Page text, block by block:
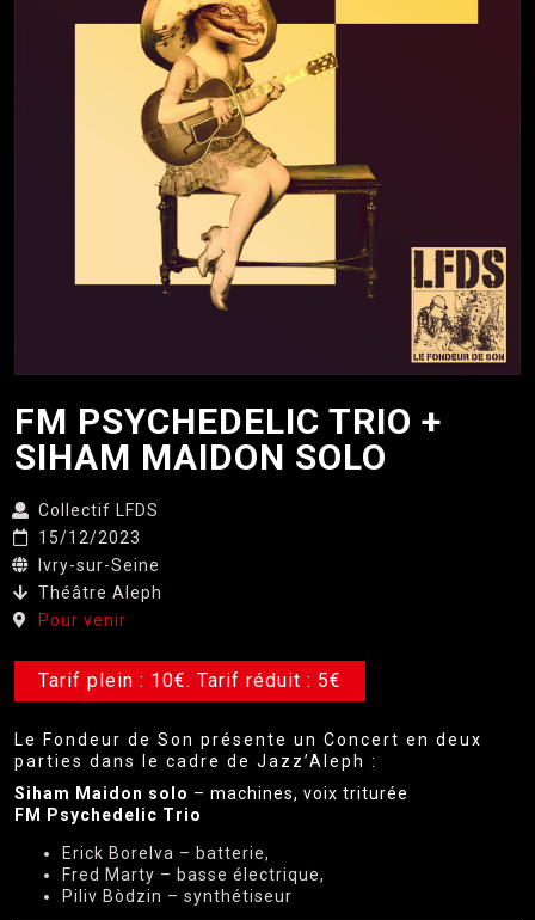
FM PSYCHEDELIC TRIO +
SIHAM MAIDON SOLO
Collectif LFDS
15/12/2023
Ivry-sur-Seine
Théâtre Aleph
Pour venir
Tarif plein : 10€. Tarif réduit : 5€
Le Fondeur de Son présente un Concert en deux
parties dans le cadre de Jazz’Aleph :
Siham Maidon solo – machines, voix triturée
FM Psychedelic Trio
Erick Borelva – batterie,
Fred Marty – basse électrique,
Piliv Bòdzin – synthétiseur